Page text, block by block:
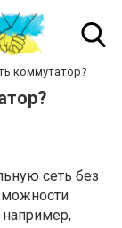
коммутатор?
сеть без
например,